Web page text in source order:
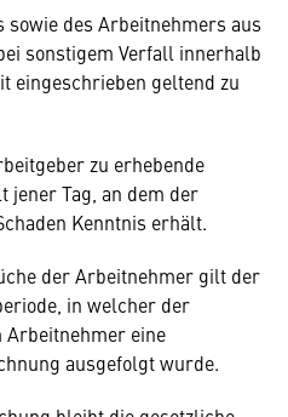
des Arbeitnehmers aus
sonstigem Verfall innerhalb
eingeschrieben geltend zu
zu erhebende
jener Tag, an dem der
Kenntnis erhält.
der Arbeitnehmer gilt der
in welcher der
eine
ausgefolgt wurde.